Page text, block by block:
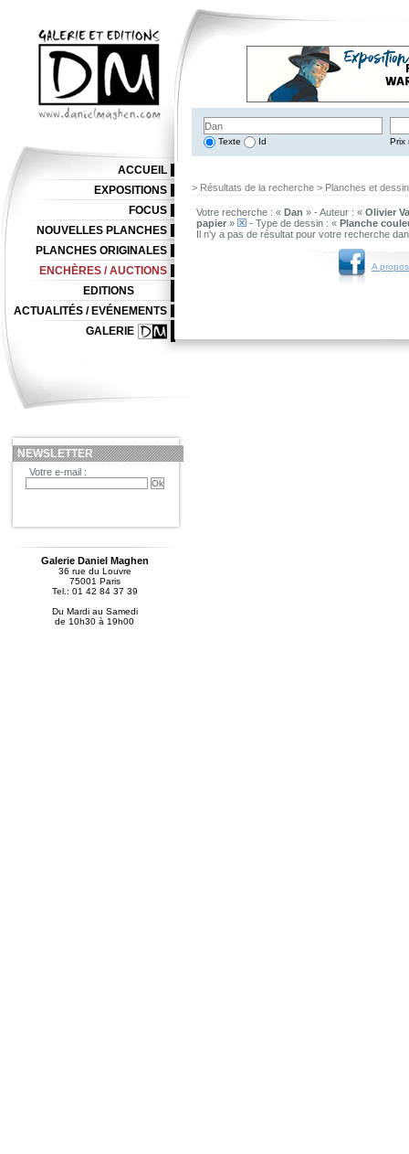
Texte Id Prix
> Résultats de la recherche > Planches et
Votre recherche : « Dan » - Auteur : « Olivier
papier » - Type de dessin : « Planche
Il n'y a pas de résultat pour votre recherche
A
ACCUEIL
EXPOSITIONS
FOCUS
NOUVELLES PLANCHES
PLANCHES ORIGINALES
ENCHÈRES / AUCTIONS
EDITIONS
ACTUALITÉS / EVÉNEMENTS
GALERIE
NEWSLETTER
Votre e-mail :
Galerie Daniel Maghen
36 rue du Louvre
75001 Paris
Tel.: 01 42 84 37 39
Du Mardi au Samedi
de 10h30 à 19h00